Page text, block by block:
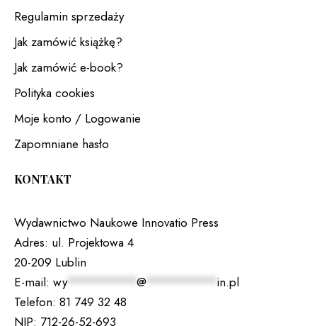
Regulamin sprzedaży
Jak zamówić książkę?
Jak zamówić e-book?
Polityka cookies
Moje konto / Logowanie
Zapomniane hasło
KONTAKT
Wydawnictwo Naukowe Innovatio Press
Adres: ul. Projektowa 4
20-209 Lublin
E-mail: wy*********@********* in.pl
Telefon: 81 749 32 48
NIP: 712-26-52-693